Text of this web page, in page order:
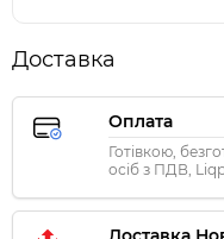
Доставка
Оплата
Готівкою,
осіб з ПДВ,